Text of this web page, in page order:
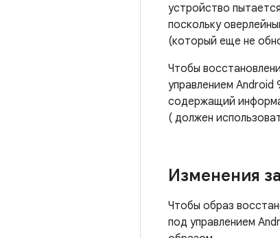
устройство
поскольку
(который еще не
Чтобы
управлением Android
содержащий
( должен
Изменения
Чтобы образ
под управлением